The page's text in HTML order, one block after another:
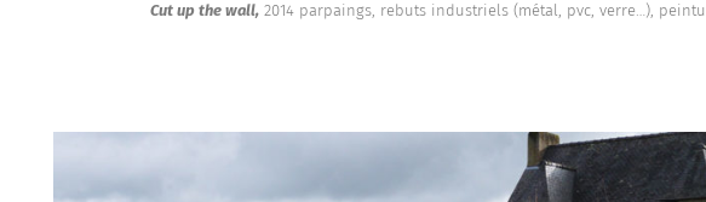
Cut up the wall, 2014 parpaings, rebuts industriels (métal, pvc, verre…),